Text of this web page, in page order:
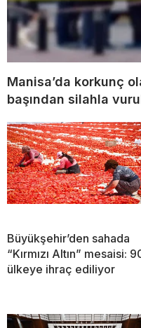
Manisa’da korkunç
başından silahla
Büyükşehir’den sahada
“Kırmızı Altın” mesaisi:
ülkeye ihraç ediliyor